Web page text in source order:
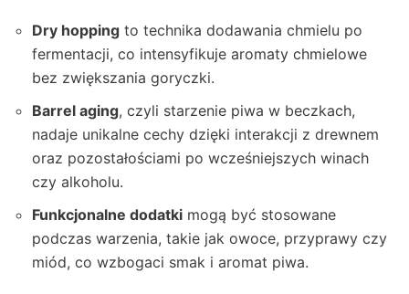
Dry hopping to technika dodawania chmielu po
fermentacji, co intensyfikuje aromaty chmielowe
bez zwiększania goryczki.
Barrel aging, czyli starzenie piwa w beczkach,
nadaje unikalne cechy dzięki interakcji z drewnem
oraz pozostałościami po wcześniejszych winach
czy alkoholu.
Funkcjonalne dodatki mogą być stosowane
podczas warzenia, takie jak owoce, przyprawy czy
miód, co wzbogaci smak i aromat piwa.